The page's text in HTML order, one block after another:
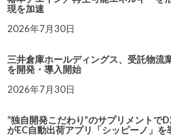
現を加速
2026年7月30日
三井倉庫ホールディングス、受託物流
を開発・導入開始
2026年7月30日
“独自開発こだわり”のサプリメントで
がEC自動出荷アプリ「シッピーノ」を